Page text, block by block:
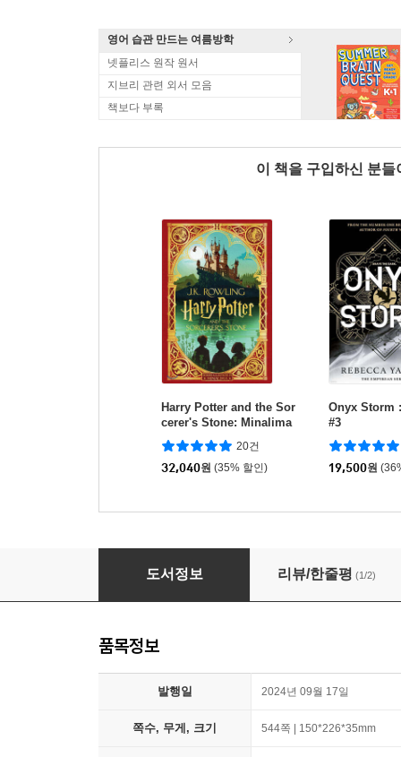
영어 습관 만드는 여름방학
넷플리스 원작 원서
지브리 관련 외서 모음
책보다 부록
이 책을 구입하신 분
Harry Potter and the Sor
cerer's Stone: Minalima
Edition (미국판)
20건
32,040원 (35% 할인)
Onyx Storm
#3
19,500원
Fourth Wing : Empyrean #1
도서정보 리뷰/한줄평 (1/2)
품목정보
발행일 2024년 09월 17일
쪽수, 무게, 크기 544쪽 | 150*226*35mm